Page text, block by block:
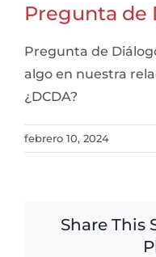
Pregunta de
Pregunta de
algo en nuestra
¿DCDA?
febrero 10, 2024
Share This